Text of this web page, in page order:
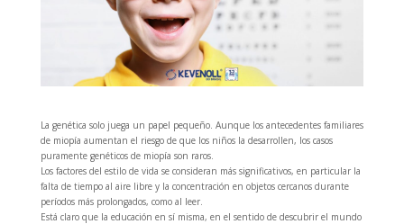
La genética solo juega un papel pequeño. Aunque los antecedentes familiares
de miopía aumentan el riesgo de que los niños la desarrollen, los casos
puramente genéticos de miopía son raros.
Los factores del estilo de vida se consideran más significativos, en particular la
falta de tiempo al aire libre y la concentración en objetos cercanos durante
períodos más prolongados, como al leer.
Está claro que la educación en sí misma, en el sentido de descubrir el mundo